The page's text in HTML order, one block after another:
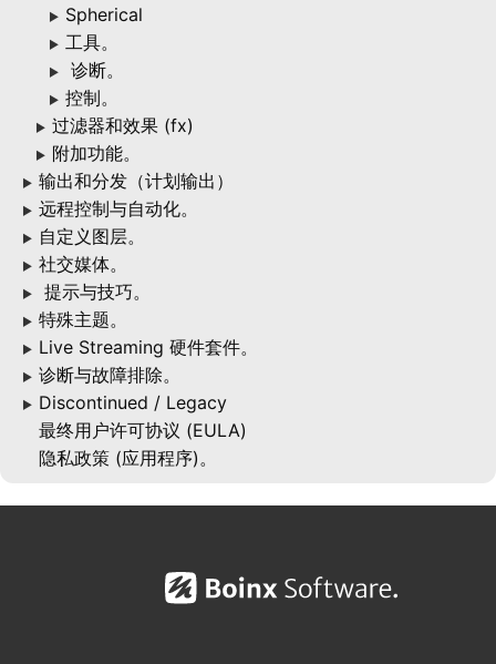
▶ Spherical
▶ 工具。
▶ 诊断。
▶ 控制。
▶ 过滤器和效果 (fx)
▶ 附加功能。
▶ 输出和分发（计划输出）
▶ 远程控制与自动化。
▶ 自定义图层。
▶ 社交媒体。
▶ 提示与技巧。
▶ 特殊主题。
▶ Live Streaming 硬件套件。
▶ 诊断与故障排除。
▶ Discontinued / Legacy
最终用户许可协议 (EULA)
隐私政策 (应用程序)。